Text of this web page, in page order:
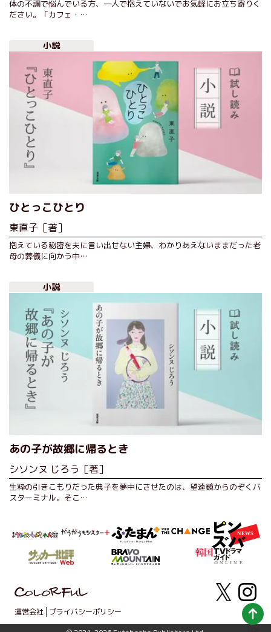
体の不調で悩んでいる方、一人で抱えていないでお気軽にお立ち寄りく
ださい。「カフェ・…
小説
ひとっこひとり
東直子［著］
抱えている秘密を夫に言い出せない主婦、わかりあえないままだった老
母の葬儀に向かう中…
小説
あの子が故郷に帰るとき
シソンヌ じろう［著］
生粋の引きこもりだった典子を夢中にさせたのは、望遠鏡からのぞくバ
スターミナル。そこ…
運営会社 プライバシーポリシー